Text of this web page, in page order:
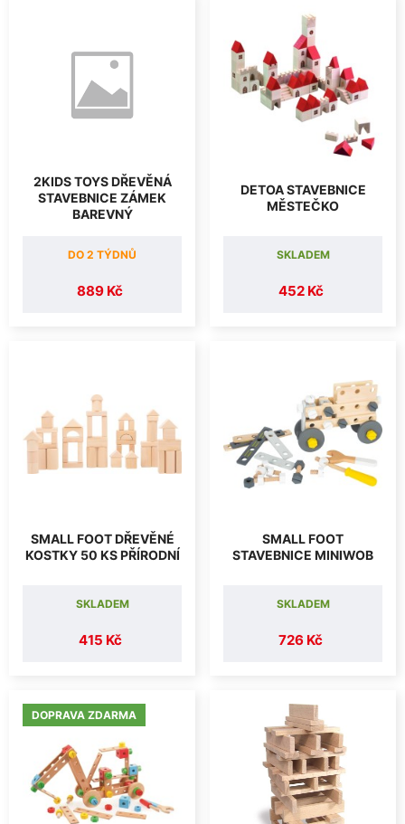
2KIDS TOYS DŘEVĚNÁ
STAVEBNICE ZÁMEK
BAREVNÝ
889 Kč
DO 2 TÝDNŮ
DETOA STAVEBNICE
MĚSTEČKO
452 Kč
SKLADEM
SMALL FOOT DŘEVĚNÉ
KOSTKY 50 KS PŘÍRODNÍ
415 Kč
SKLADEM
SMALL FOOT
STAVEBNICE MINIWOB
726 Kč
SKLADEM
DOPRAVA ZDARMA